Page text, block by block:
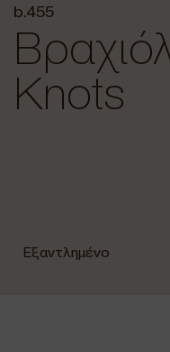
b.455
Knots
Εξαντλημένο